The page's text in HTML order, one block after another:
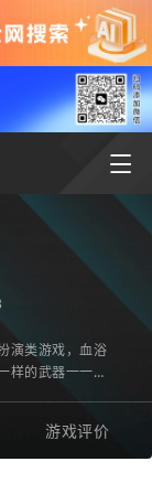
演类游戏，血浴
样的武器一一充
游戏评价